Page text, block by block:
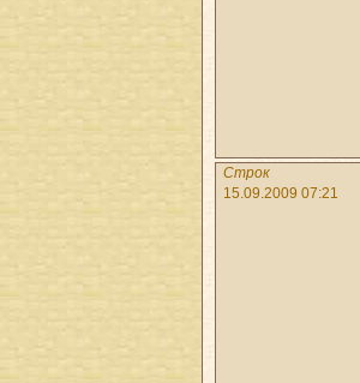
Строк
15.09.2009 07:21